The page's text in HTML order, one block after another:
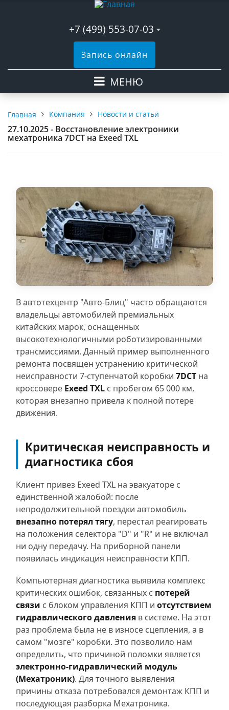
+7 (499) 553-07-03
Запись онлайн
МЕНЮ
Главная Компания Новости и статьи
27.10.2025 - Восстановление электроники
мехатроника 7DCT на Exeed TXL
В автотехцентр "Авто-Блиц" часто обращаются
владельцы автомобилей премиальных
китайских марок, оснащенных
высокотехнологичными роботизированными
трансмиссиями. Данный пример выполненного
ремонта посвящен устранению критической
неисправности 7-ступенчатой коробки 7DCT на
кроссовере Exeed TXL с пробегом 65 000 км,
которая внезапно привела к полной потере
движения.
Критическая неисправность и
диагностика сбоя
Клиент привез Exeed TXL на эвакуаторе с
единственной жалобой: после
непродолжительной поездки автомобиль
внезапно потерял тягу, перестал реагировать
на положения селектора "D" и "R" и не включал
ни одну передачу. На приборной панели
появилась индикация неисправности КПП.
Компьютерная диагностика выявила комплекс
критических ошибок, связанных с потерей
связи с блоком управления КПП и отсутствием
гидравлического давления в системе. На этот
раз проблема была не в износе сцепления, а в
самом "мозге" коробки. Это позволило нам
определить, что причиной поломки является
электронно-гидравлический модуль
(Мехатроник). Для точного выявления
причины отказа потребовался демонтаж КПП и
последующая разборка Мехатроника.